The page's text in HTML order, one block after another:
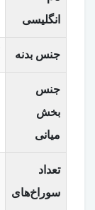
انگلیسی
جنس بدنه
جنس
بخش
میانی
تعداد
سوراخ‌های